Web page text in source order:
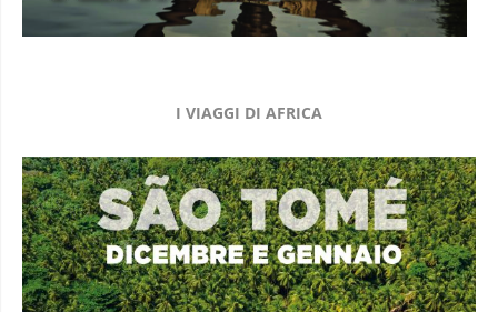
I VIAGGI DI AFRICA